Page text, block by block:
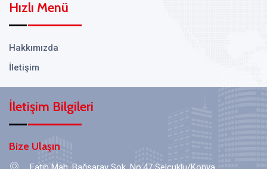
Hızlı Menü
Hakkımızda
İletişim
İletişim Bilgileri
Bize Ulaşın